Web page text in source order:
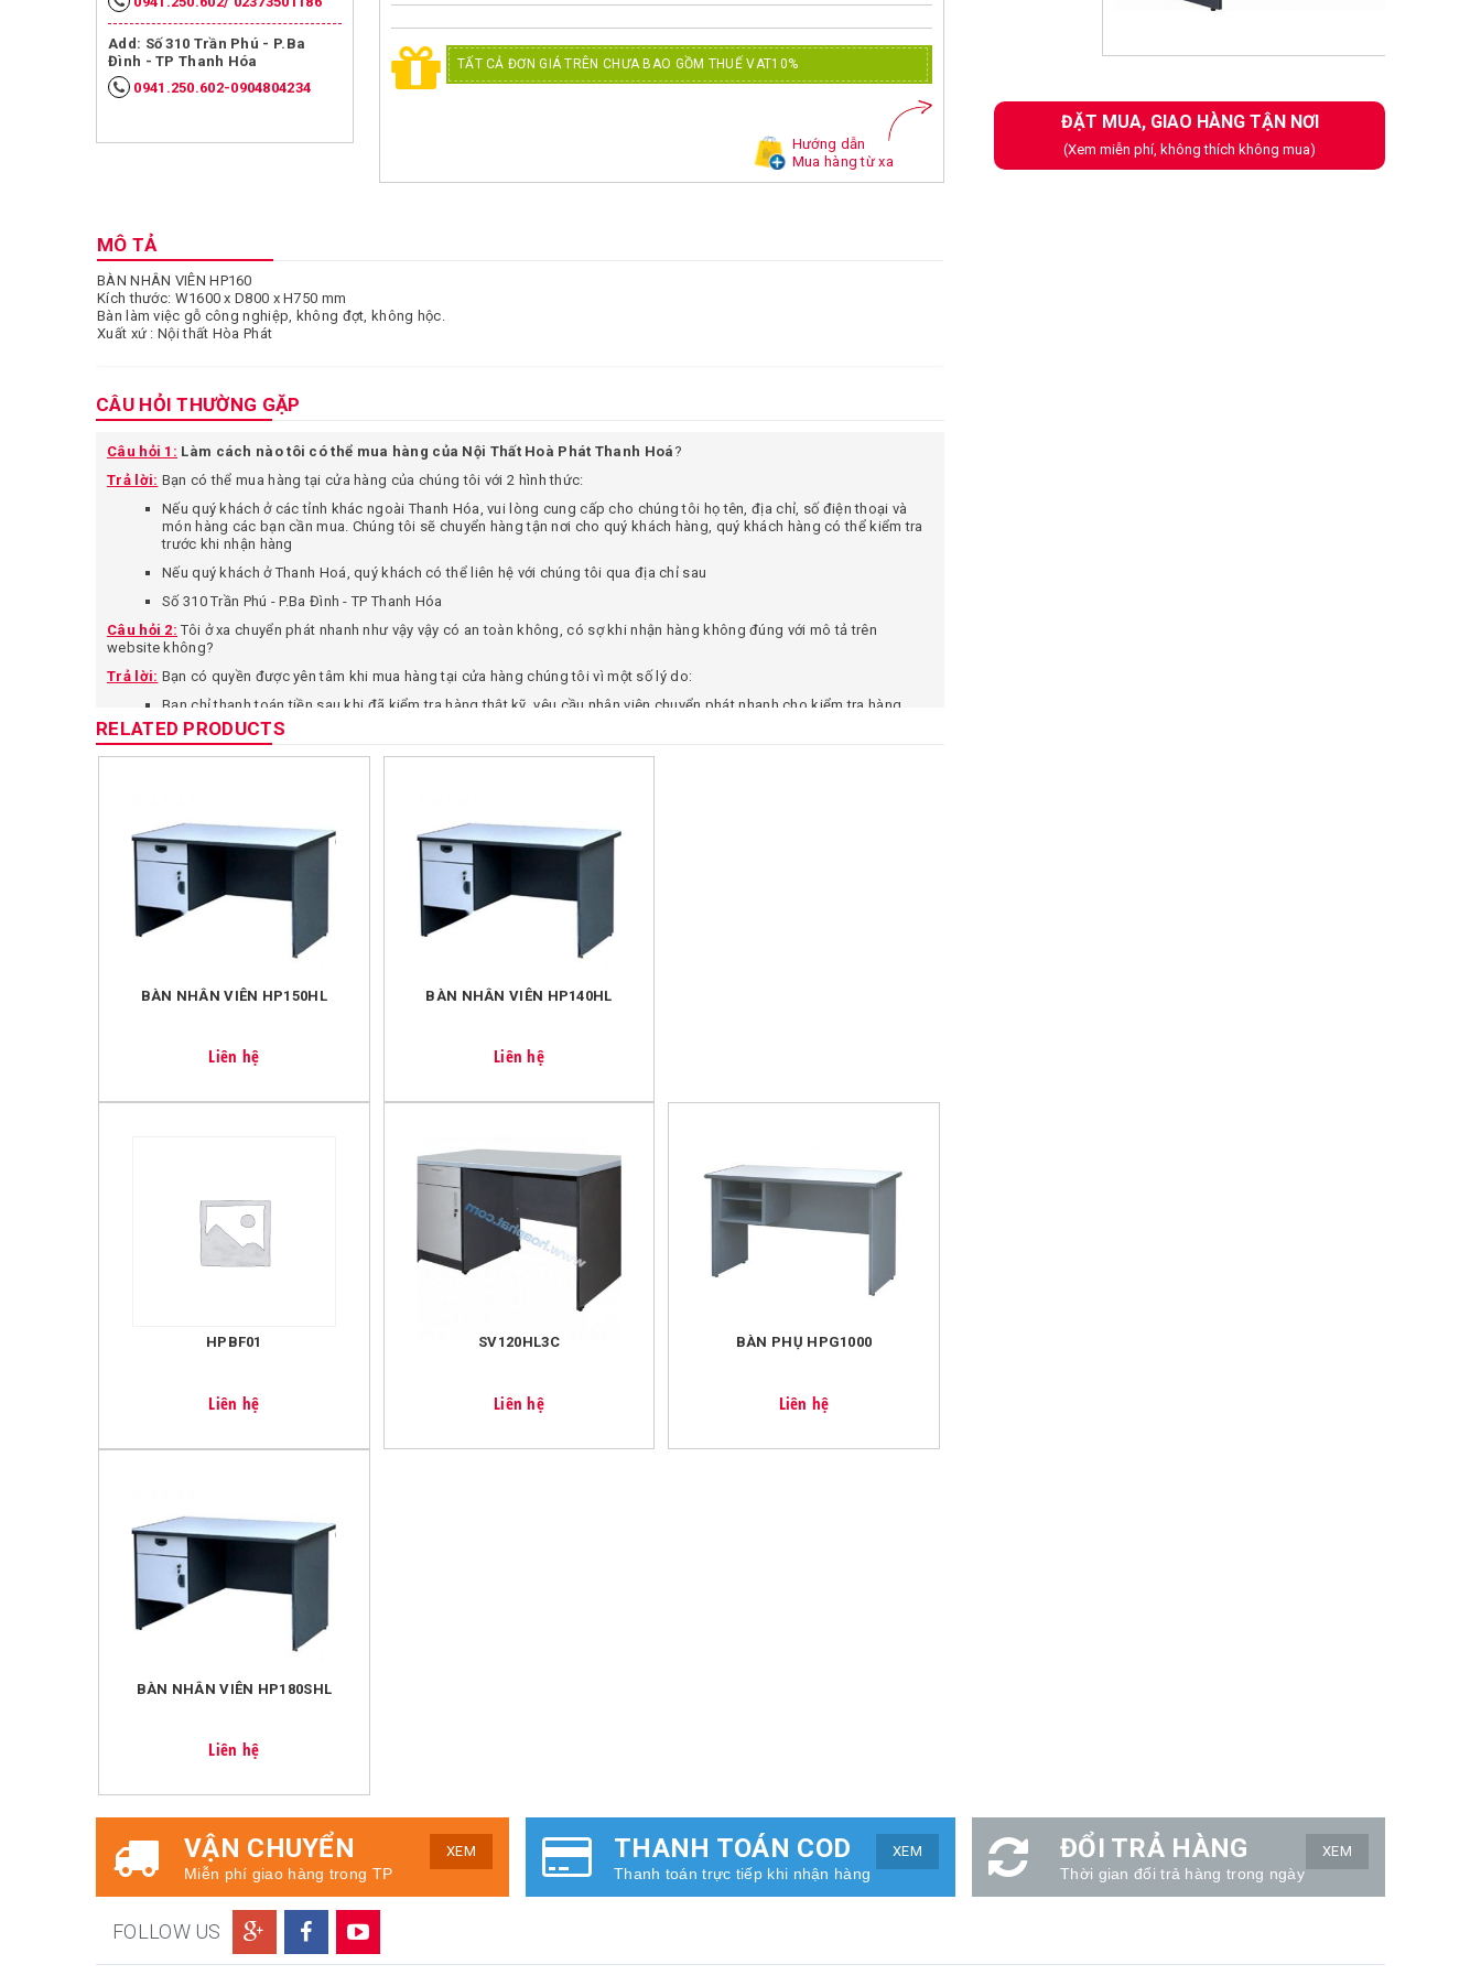
sạn – Quán ăn nhanh
Bàn ghế sofa văn phòng
& gia đình
Két bạc
Nội thất y tế
Nội thất công trình
ĐẶT MUA, GIAO HÀNG TẬN NƠI
(Xem miễn phí, không thích không mua)
TẤT CẢ ĐƠN GIÁ TRÊN CHƯA BAO GỒM THUẾ VAT10%
Hướng dẫn
Mua hàng từ xa
Add: Số 310 Trần Phú - P.Ba
Đình - TP Thanh Hóa
0941.250.602-0904804234
MÔ TẢ
BÀN NHÂN VIÊN HP160
Kích thước: W1600 x D800 x H750 mm
Bàn làm việc gỗ công nghiệp, không đợt, không hộc.
Xuất xứ : Nội thất Hòa Phát
CÂU HỎI THƯỜNG GẶP
Câu hỏi 1: Làm cách nào tôi có thể mua hàng của Nội Thất Hoà Phát Thanh Hoá ?
Trả lời: Bạn có thể mua hàng tại cửa hàng của chúng tôi với 2 hình thức:
Nếu quý khách ở các tỉnh khác ngoài Thanh Hóa, vui lòng cung cấp cho chúng tôi họ tên, địa chỉ, số điện thoại và
món hàng các bạn cần mua. Chúng tôi sẽ chuyển hàng tận nơi cho quý khách hàng, quý khách hàng có thể kiểm tra
trước khi nhận hàng
Nếu quý khách ở Thanh Hoá, quý khách có thể liên hệ với chúng tôi qua địa chỉ sau
Số 310 Trần Phú - P.Ba Đình - TP Thanh Hóa
Câu hỏi 2: Tôi ở xa chuyển phát nhanh như vậy vậy có an toàn không, có sợ khi nhận hàng không đúng với mô tả trên
website không?
Trả lời: Bạn có quyền được yên tâm khi mua hàng tại cửa hàng chúng tôi vì một số lý do:
Bạn chỉ thanh toán tiền sau khi đã kiểm tra hàng thật kỹ, yêu cầu nhân viên chuyển phát nhanh cho kiểm tra hàng.
Chúng tôi cam kết bán hàng đúng theo mô tả trên web, hình ảnh sản phẩm giao cho quý khách hàng giống hình ảnh
SP quảng cáo trên website. Quý khách có thể từ chối nhận hàng nếu hàng chuyển đến không đúng như mô tả.
Trả lời:Bạn có thể đặt hàng tại shop chúng tôi bằng 1 số cách sau:
Bạn có thể gọi trực tiếp đến cửa hàng qua SĐT:
Bạn có thể Click vào nút ĐẶT MUA trên website của chúng tôi, điền đầy đủ thông tin chúng tôi sẽ liên hệ lại quý
khách.
Quý khách hàng có thể liên hệ với chúng tôi qua: Zalo, Viber, Wechat, Whatapp qua số điện thoại:
để được tư vấn và đặt hàng.
Quý khách có thể đặt hàng qua fanpage của shop để được hưởng 1 số ưu đãi:
Với đơn hàng <=200k, chúng tôi tính phí vận chuyển cho mỗi đơn hàng là 20k.
RELATED PRODUCTS
BÀN NHÂN VIÊN HP150HL
Liên hệ
BÀN NHÂN VIÊN HP140HL
Liên hệ
HPBF01
Liên hệ
SV120HL3C
Liên hệ
BÀN PHỤ HPG1000
Liên hệ
BÀN NHÂN VIÊN HP180SHL
Liên hệ
VẬN CHUYỂN
Miễn phí giao hàng trong TP
XEM THANH TOÁN COD
Thanh toán trực tiếp khi nhận hàng
XEM ĐỔI TRẢ HÀNG
Thời gian đổi trả hàng trong ngày
XEM
FOLLOW US